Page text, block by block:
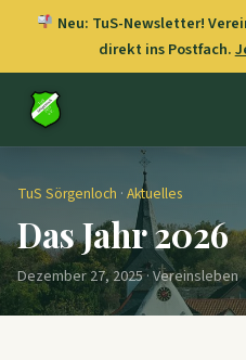
Neu: TuS-Newsletter!
direkt ins Postfach.
TuS Sörgenloch · Aktuelles
Das Jahr 2026
Dezember 27, 2025 · Vereinsleben